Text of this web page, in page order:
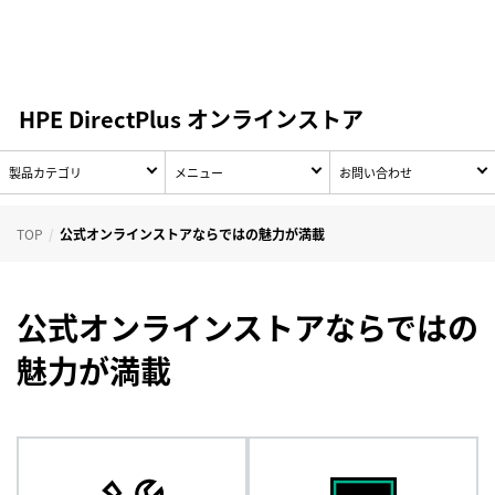
HPE DirectPlus オンラインストア
製品カテゴリ メニュー お問い合わせ
TOP 公式オンラインストアならではの魅力が満載
公式オンラインストアならではの
魅力が満載